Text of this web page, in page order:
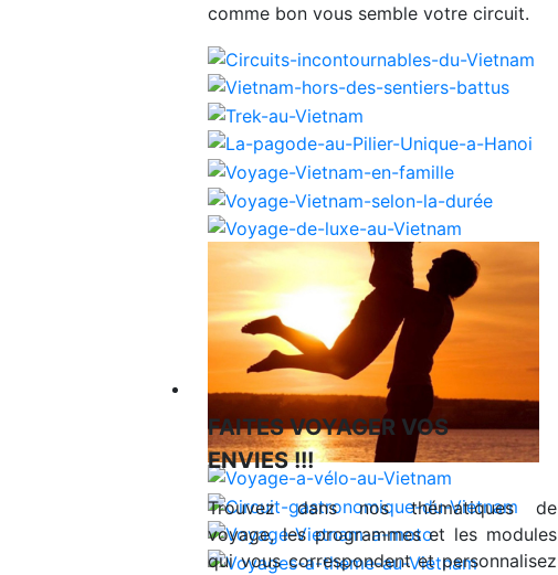
comme bon vous semble votre circuit.
Voyages en Indochine & Asie
FAITES VOYAGER VOS
ENVIES !!!
Trouvez dans nos thématiques de
voyage, les programmes et les modules
qui vous correspondent et personnalisez